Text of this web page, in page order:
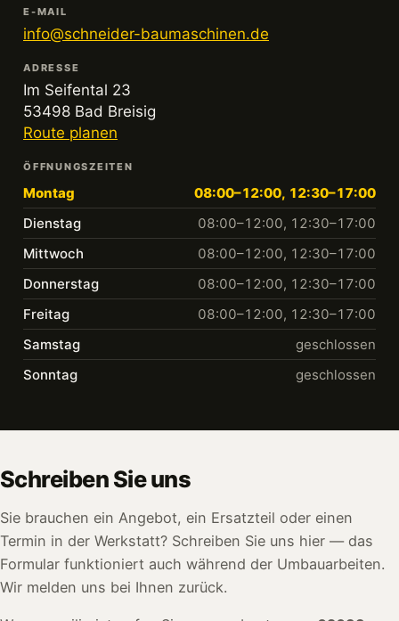
E-MAIL
info@schneider-baumaschinen.de
ADRESSE
Im Seifental 23
53498 Bad Breisig
Route planen
ÖFFNUNGSZEITEN
Montag
08:00–12:00, 12:30–17:00
Dienstag
08:00–12:00, 12:30–17:00
Mittwoch
08:00–12:00, 12:30–17:00
Donnerstag
08:00–12:00, 12:30–17:00
Freitag
08:00–12:00, 12:30–17:00
Samstag
geschlossen
Sonntag
geschlossen
Schreiben Sie uns
Sie brauchen ein Angebot, ein Ersatzteil oder einen
Termin in der Werkstatt? Schreiben Sie uns hier — das
Formular funktioniert auch während der Umbauarbeiten.
Wir melden uns bei Ihnen zurück.